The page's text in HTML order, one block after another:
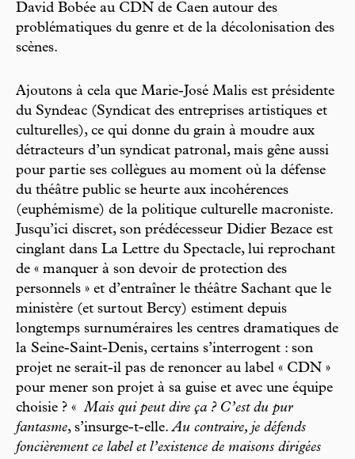
David Bobée au CDN de Caen autour des
problématiques du genre et de la décolonisation des
scènes.
Ajoutons à cela que Marie-José Malis est présidente
du Syndeac (Syndicat des entreprises artistiques et
culturelles), ce qui donne du grain à moudre aux
détracteurs d’un syndicat patronal, mais gêne aussi
pour partie ses collègues au moment où la défense
du théâtre public se heurte aux incohérences
(euphémisme) de la politique culturelle macroniste.
Jusqu’ici discret, son prédécesseur Didier Bezace est
cinglant dans La Lettre du Spectacle, lui reprochant
de « manquer à son devoir de protection des
personnels » et d’entraîner le théâtre Sachant que le
ministère (et surtout Bercy) estiment depuis
longtemps surnuméraires les centres dramatiques de
la Seine-Saint-Denis, certains s’interrogent : son
projet ne serait-il pas de renoncer au label « CDN »
pour mener son projet à sa guise et avec une équipe
choisie ? « Mais qui peut dire ça ? C’est du pur
fantasme, s’insurge-t-elle.Au contraire, je défends
foncièrement ce label et l’existence de maisons dirigées